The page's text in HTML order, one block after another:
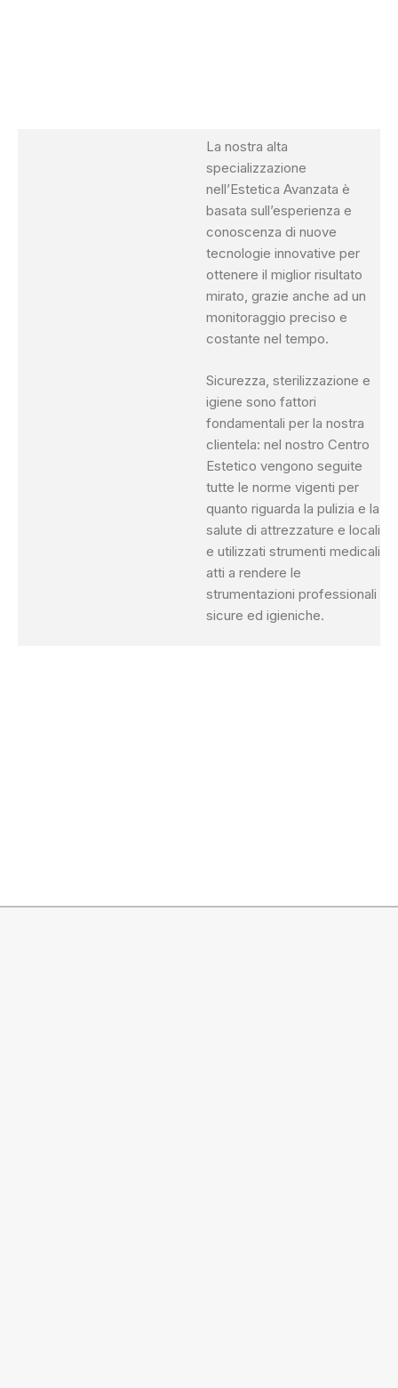
La nostra alta
specializzazione
nell’Estetica Avanzata è
basata sull’esperienza e
conoscenza di nuove
tecnologie innovative per
ottenere il miglior risultato
mirato, grazie anche ad un
monitoraggio preciso e
costante nel tempo.
Sicurezza, sterilizzazione e
igiene sono fattori
fondamentali per la nostra
clientela: nel nostro Centro
Estetico vengono seguite
tutte le norme vigenti per
quanto riguarda la pulizia e la
salute di attrezzature e locali
e utilizzati strumenti medicali
atti a rendere le
strumentazioni professionali
sicure ed igieniche.